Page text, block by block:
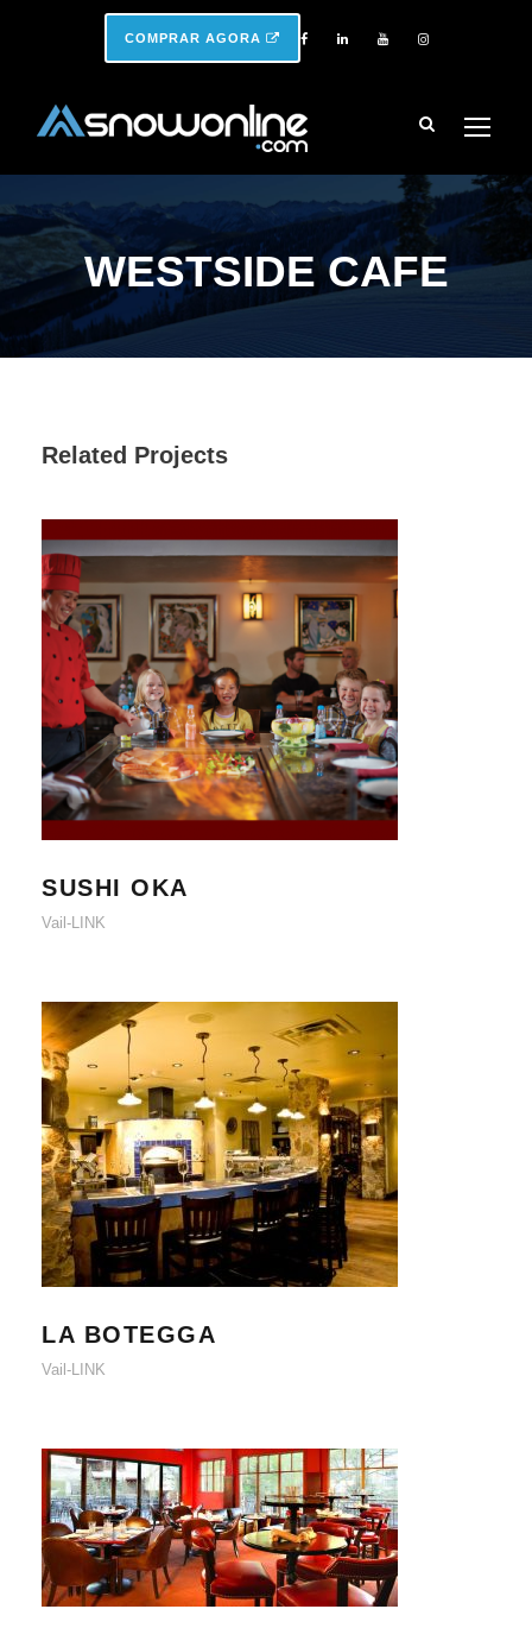
COMPRAR AGORA
WESTSIDE CAFE
Related Projects
SUSHI OKA
SUSHI OKA
Vail-LINK
LA BOTEGGA
LA BOTEGGA
Vail-LINK
VAIL CHOPHOUSE